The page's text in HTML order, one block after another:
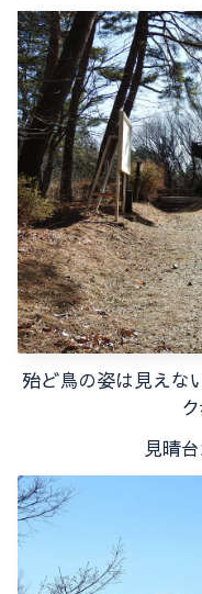
殆ど鳥の姿は見えな
見晴